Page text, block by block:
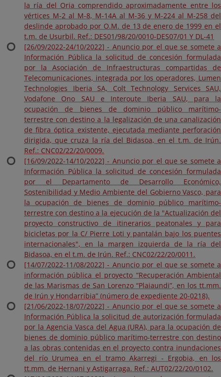
la ría del Oria comprendido aproximadamente entre los
vértices M-2 al M-8, M-14A al M-36 y M-224 al M-258 del
deslinde aprobado por O.M. de 13 de enero de 1999 en el
t.m. de Usurbil. Ref.: DES01/98/20/0010-DES07/01 Y DL-41
[26/09/2022-24/10/2022] - Anuncio por el que se somete a
Información Pública la solicitud de concesión formulada
por la Asociación de Infraestructuras compartidas de
Telecomunicaciones, integrada por los operadores, Lumen
Technologies Iberia SA, Colt Technology Services SAU,
Vodafone Ono SAU e Interoute Iberia SAU, para la
ocupación de bienes de dominio público marítimo-
terrestre con destino a la legalización de una canalización
de fibra óptica existente, ejecutada mediante perforación
dirigida, que cruza la ría del Bidasoa, en el t.m. de Irún.
Ref.: CNC02/22/20/0009.
[16/09/2022-14/10/2022] - Anuncio por el que se somete a
Información Pública la solicitud de concesión formulada
por el Departamento de Desarrollo Económico,
Sostenibilidad y Medio Ambiente del Gobierno Vasco, para
la ocupación de bienes de dominio público marítimo-
terrestre con destino a la ejecución de la "Actualización del
proyecto constructivo de itinerarios peatonales y para
bicicletas por la C/ Pierre Loti y pantalán bajo los puentes
internacionales", en la margen izquierda de la ría del
Bidasoa, en el t.m. de Irún. Ref.: CNC02/22/20/0011.
[14/07/2022-11/08/2022] - Anuncio por el que se somete a
información pública el proyecto “Recuperación Ambiental
de las Marismas de San Lorenzo “Plaiaundi”, en los tt.mm.
de Irún y Hondarribia” (número de expediente 20-0218).
[21/06/2022-18/07/2022] - Anuncio por el que se somete a
Información Pública la solicitud de autorización formulada
por la Agencia Vasca del Agua (URA), para la ocupación de
bienes de dominio público marítimo-terrestre con destino
a las obras contenidas en el proyecto contra inundaciones
del río Urumea en el tramo Akarregi - Ergobia, en los
tt.mm. de Hernani y Astigarraga. Ref.: AUT02/22/20/0102.